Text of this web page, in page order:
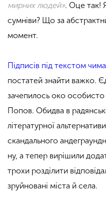
мирних людей». Оце так!
сумніви? Що за
момент.
Підписів під текстом
постатей знайти важко.
зачепилось око
Попов. Обидва в
літературної
скандального
ну, а тепер вирішили
трохи розділити
зруйновані міста й села.